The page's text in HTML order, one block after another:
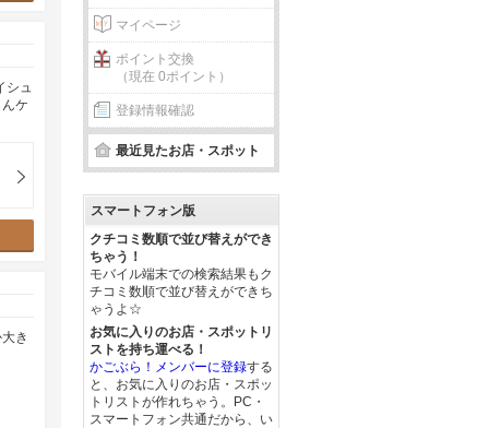
シュ
ケ
き
マイページ
ポイント交換
（現在 0ポイント）
登録情報確認
最近見たお店・スポット
スマートフォン版
クチコミ数順で並び替えができ
ちゃう！
モバイル端末での検索結果もク
チコミ数順で並び替えができち
ゃうよ☆
お気に入りのお店・スポットリ
ストを持ち運べる！
かごぶら！メンバーに登録する
と、お気に入りのお店・スポッ
トリストが作れちゃう。PC・
スマートフォン共通だから、い